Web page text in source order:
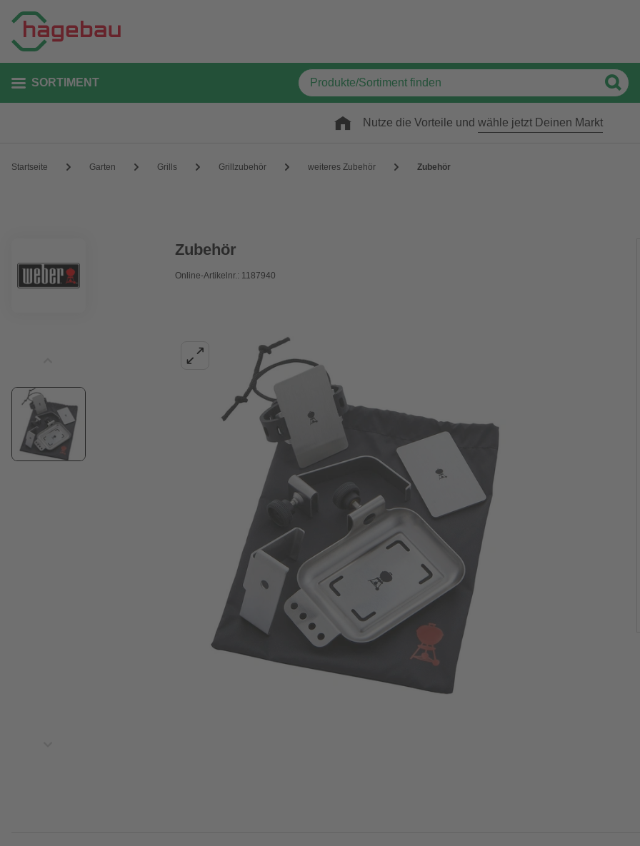
SORTIMENT
Nutze die Vorteile und wähle jetzt Deinen Markt
Startseite Garten Grills Grillzubehör weiteres Zubehör Zubehör
Zubehör
Online-Artikelnr.: 1187940